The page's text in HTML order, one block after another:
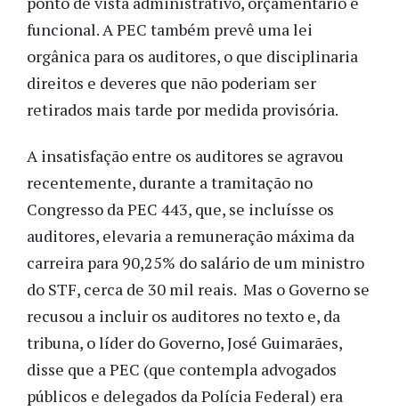
funcional. A PEC também prevê uma lei
orgânica para os auditores, o que disciplinaria
direitos e deveres que não poderiam ser
retirados mais tarde por medida provisória.
A insatisfação entre os auditores se agravou
recentemente, durante a tramitação no
Congresso da PEC 443, que, se incluísse os
auditores, elevaria a remuneração máxima da
carreira para 90,25% do salário de um ministro
do STF, cerca de 30 mil reais. Mas o Governo se
recusou a incluir os auditores no texto e, da
tribuna, o líder do Governo, José Guimarães,
disse que a PEC (que contempla advogados
públicos e delegados da Polícia Federal) era